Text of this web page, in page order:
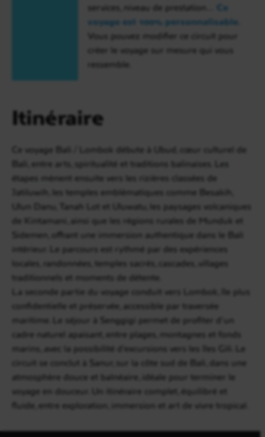
services, niveau de prestation…
Ce
voyage est 100% personnalisable
Vous pouvez modifier ce circuit pour
créer le voyage sur mesure qui vous
ressemble.
Itinéraire
Ce voyage Bali / Lombok débute à Ubud, cœur culturel de
Bali, entre arts, spiritualité et traditions balinaises. Les
étapes mènent ensuite vers les rizières classées de
Jatiluwih, les temples emblématiques comme Besakih,
Ulun Danu, Tanah Lot et Uluwatu, les paysages volcaniques
de Kintamani, ainsi que les régions rurales de Munduk et
Sidemen, offrant une immersion authentique dans le Bali
intérieur. Le parcours est rythmé par des expériences
locales, randonnées, temples sacrés, cascades, villages
traditionnels et moments de détente.
La seconde partie du voyage conduit vers Lombok, île plus
confidentielle et préservée, accessible par traversée
maritime. Le séjour à Senggigi permet de profiter d’un
cadre naturel apaisant, entre plages, montagnes et fonds
marins, avec la possibilité d’excursions vers les îles Gili. Le
circuit se conclut à Sanur, sur la côte sud de Bali, dans une
atmosphère douce et balnéaire, idéale pour terminer le
voyage en douceur. Un itinéraire complet, équilibré et
fluide, entre exploration, immersion et art de vivre tropical.